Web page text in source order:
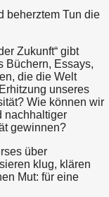
beherztem Tun die
Zukunft“ gibt
Büchern, Essays,
die die Welt
unseres
Wie können wir
nachhaltiger
gewinnen?
über
klug, klären
Mut: für eine